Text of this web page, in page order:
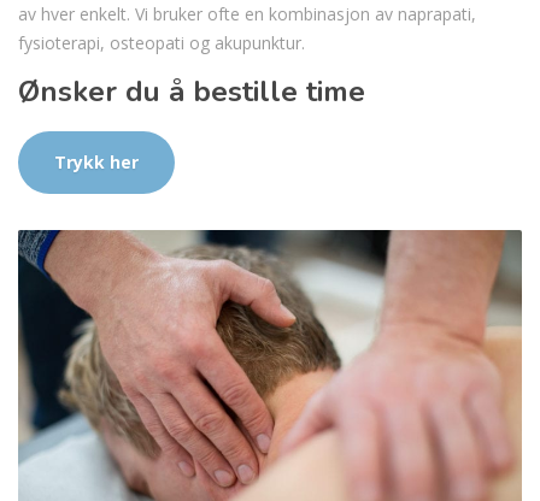
av hver enkelt. Vi bruker ofte en kombinasjon av naprapati,
fysioterapi, osteopati og akupunktur.
Ønsker du å bestille time
Trykk her